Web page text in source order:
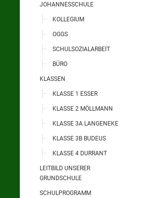
JOHANNESSCHULE
KOLLEGIUM
OGGS
SCHULSOZIALARBEIT
BÜRO
KLASSEN
KLASSE 1 ESSER
KLASSE 2 MÖLLMANN
KLASSE 3A LANGENEKE
KLASSE 3B BUDEUS
KLASSE 4 DURRANT
LEITBILD UNSERER
GRUNDSCHULE
SCHULPROGRAMM